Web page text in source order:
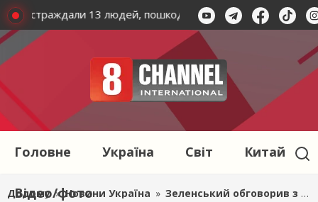
постраждали 13 людей, пошкоджена інфраструктура
Головне Україна Світ Китай
Відео/фото
Додому » Новини Україна » Зеленський обговорив з військовими заходи захисту Одеси від ворожих атак